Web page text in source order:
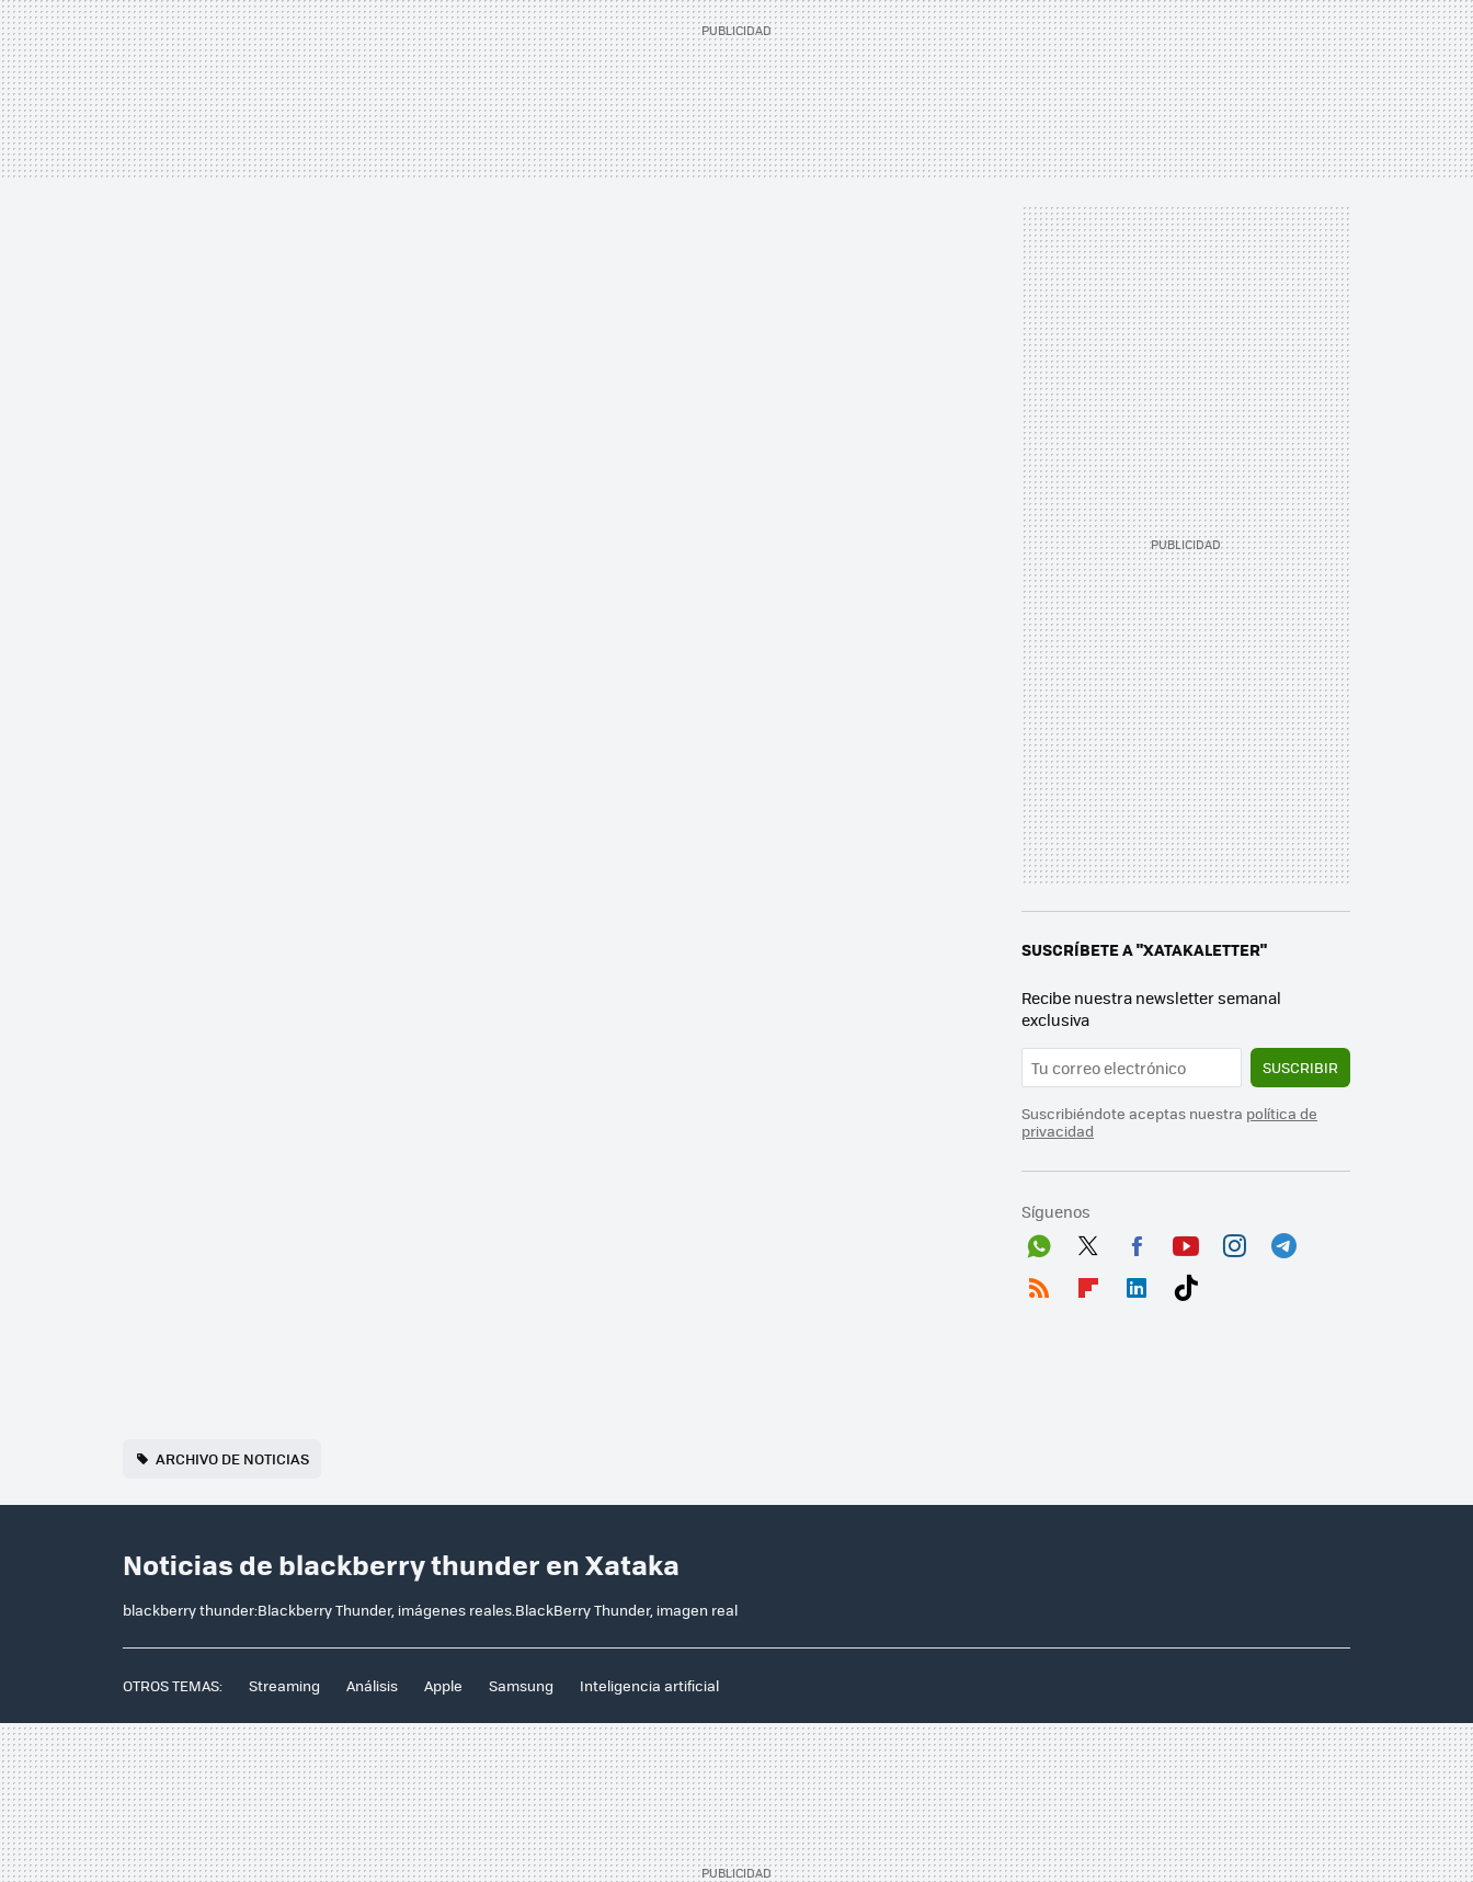
SUSCRÍBETE A "XATAKALETTER"
Recibe nuestra newsletter semanal
exclusiva
SUSCRIBIR
Suscribiéndote aceptas nuestra política de
privacidad
Síguenos
Wh
Twit
Fac
You
ARCHIVO DE NOTICIAS
Noticias de blackberry thunder en Xataka
blackberry thunder:Blackberry Thunder, imágenes reales.BlackBerry Thunder, imagen real
OTROS TEMAS: Streaming Análisis Apple Samsung Inteligencia artificial